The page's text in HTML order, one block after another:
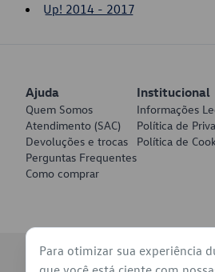
Up! 2014 - 2017
Ajuda
Quem Somos
Atendimento (SAC)
Devoluções e trocas
Perguntas Frequentes
Como comprar
Institucional
Informações
Política de
Política de
© 2026 - Volkswagen do Brasil -
Para otimizar sua experiência